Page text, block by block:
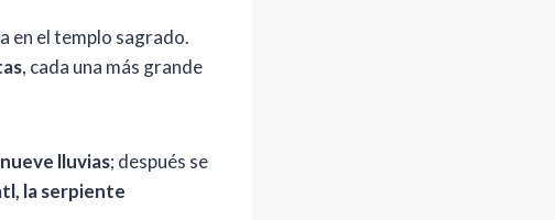
en el templo sagrado.
, cada una más grande
lluvias; después se
la serpiente